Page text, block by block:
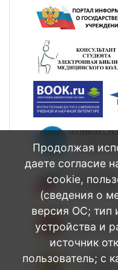
Продолжая
даете согласие
cookie,
(сведения о
версия ОС; тип
устройства и
источник
пользователь; с